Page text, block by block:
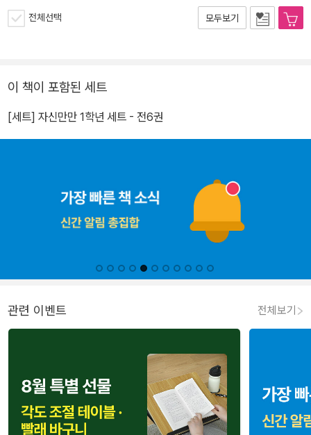
전체선택 모두보기
이 책이 포함된 세트
[세트] 자신만만 1학년 세트 - 전6권
관련 이벤트 전체보기